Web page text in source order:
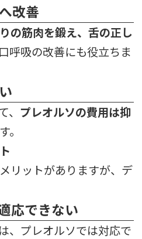
改善
の筋肉を鍛え、舌の正し
呼吸の改善にも役立ちま
プレオルソの費用は抑
。
リットがありますが、デ
応できない
、プレオルソでは対応で